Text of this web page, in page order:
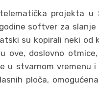
projekta u
godine softver za
su kopirali neki od
ove, doslovno
u stvarnom vremenu
ploča,